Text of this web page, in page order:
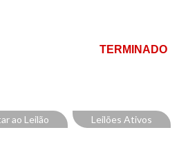
TERMINADO
ao Leilão Leilões Ativos